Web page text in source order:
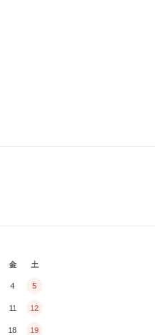
金 土
4 5
11 12
18 19